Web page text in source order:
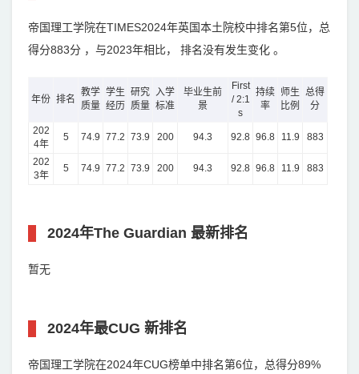
帝国理工学院在TIMES2024年英国本土院校中排名第5位，总
得分883分 ，与2023年相比， 排名没有发生变化 。
年份 排名
教学
质量
学生
经历
研究
质量
入学
标准
毕业生前
景
First
/ 2:1
s
持续
率
师生
比例
总得
分
202
4年
5 74.9 77.2 73.9 200 94.3 92.8 96.8 11.9 883
202
3年
5 74.9 77.2 73.9 200 94.3 92.8 96.8 11.9 883
2024年The Guardian 最新排名
暂无
2024年最CUG 新排名
帝国理工学院在2024年CUG榜单中排名第6位，总得分89%